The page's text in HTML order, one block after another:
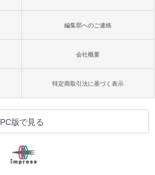
編集部へのご連絡
会社概要
特定商取引法に基づく表示
PC版で見る